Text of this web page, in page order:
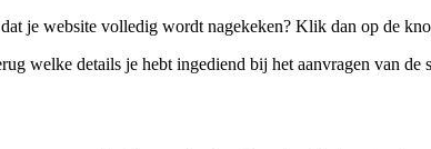
je website volledig wordt nagekeken? Klik dan op de
welke details je hebt ingediend bij het aanvragen van